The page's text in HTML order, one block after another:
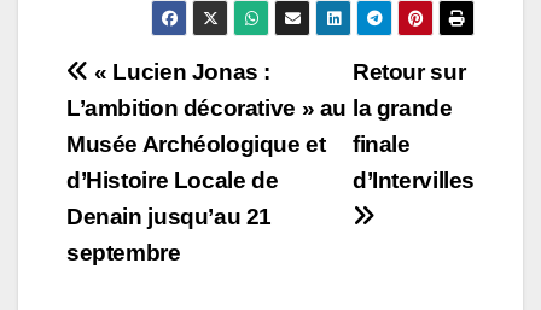
Navigation
de
l’article
Retour sur
la grande
finale
d’Intervilles
« Lucien Jonas :
L’ambition décorative » au
Musée Archéologique et
d’Histoire Locale de
Denain jusqu’au 21
septembre